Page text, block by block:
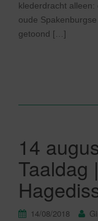
klederdracht
oude
getoond […]
14
Taaldag
14/08/2018